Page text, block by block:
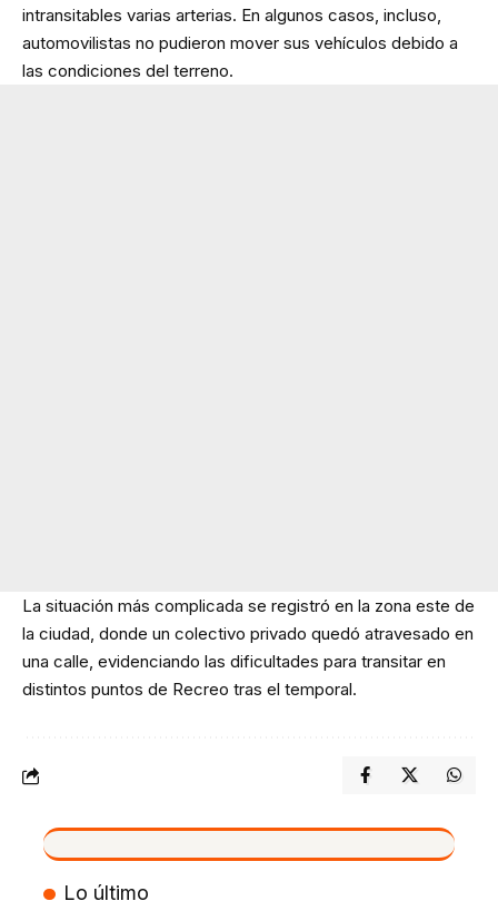
intransitables varias arterias. En algunos casos, incluso,
automovilistas no pudieron mover sus vehículos debido a
las condiciones del terreno.
La situación más complicada se registró en la zona este de
la ciudad, donde un colectivo privado quedó atravesado en
una calle, evidenciando las dificultades para transitar en
distintos puntos de Recreo tras el temporal.
VIVO
Lo último